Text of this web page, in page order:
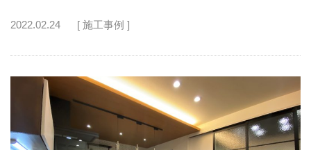
2022.02.24 [ 施工事例 ]